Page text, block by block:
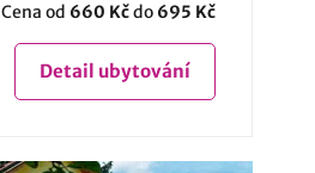
Cena od 660 Kčdo 695 Kč
Detail ubytování